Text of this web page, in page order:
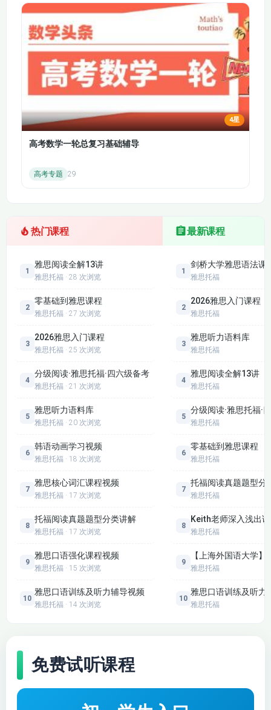
99·语法课：主谓宾
（＋宾补）AvP
100·语法课：主系
表结构AvP
雅思考试的基本题型和答题策略，提高听说读写四项
考试中取得理想成绩。课程还注重培养学员的逻辑思
加从容。
适用人群：本课程适合所有准备参加雅思考试的初学
者，尤其是英语基础较弱、希望从零开始系统学习的
学生。无论你是学生、职场人士还是自由职业者，都
可以通过本课程获得有效的学习支持。
课程大纲：课程共包含100个教学单元，内容涵盖词
中，口语部分分为18个专题，涵盖常见话题和答题技
题等多种题型，并提供丰富的练习材料；写作部分则
围绕大作文和书信写作展开，帮助学员掌握结构化写
作方法。
4星
高考数学一轮总复习基础辅导
高考专题 29
热门课程
1
雅思阅读全解13讲
雅思托福 · 28 次浏览
2
零基础到雅思课程
雅思托福 · 27 次浏览
3
2026雅思入门课程
雅思托福 · 25 次浏览
4
分级阅读·雅思托福·四六级备考
雅思托福 · 21 次浏览
5
雅思听力语料库
雅思托福 · 20 次浏览
6
韩语动画学习视频
雅思托福 · 18 次浏览
7
雅思核心词汇课程视频
雅思托福 · 17 次浏览
8
托福阅读真题题型分类讲解
雅思托福 · 17 次浏览
9
雅思口语强化课程视频
雅思托福 · 15 次浏览
10
雅思口语训练及听力辅导视频
雅思托福 · 14 次浏览
最新课程
1
剑桥大学雅思语法课
雅思托福
2
2026雅思入门课程
雅思托福
3
雅思听力语料库
雅思托福
4
雅思阅读全解13讲
雅思托福
5
分级阅读·雅思托福·
雅思托福
6
零基础到雅思课程
雅思托福
7
托福阅读真题题型分
雅思托福
8
Keith老师深入浅出
雅思托福
9
【上海外国语大学
雅思托福
10
雅思口语训练及听力
雅思托福
免费试听课程